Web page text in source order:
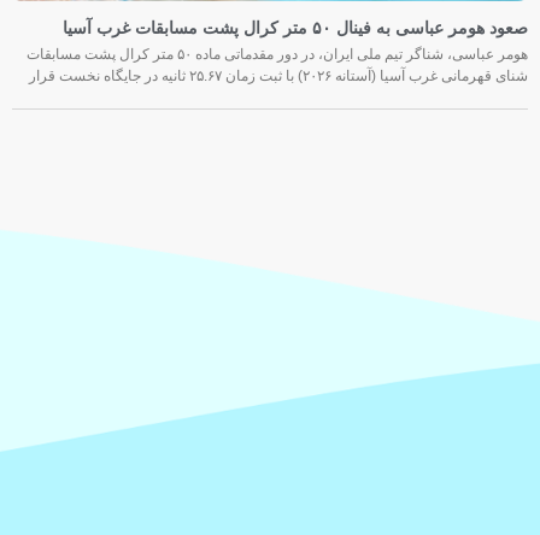
صعود هومر عباسی به فینال ۵۰ متر کرال پشت مسابقات غرب آسیا
هومر عباسی، شناگر تیم ملی ایران، در دور مقدماتی ماده ۵۰ متر کرال پشت مسابقات
شنای قهرمانی غرب آسیا (آستانه ۲۰۲۶) با ثبت زمان ۲۵.۶۷ ثانیه در جایگاه نخست قرار